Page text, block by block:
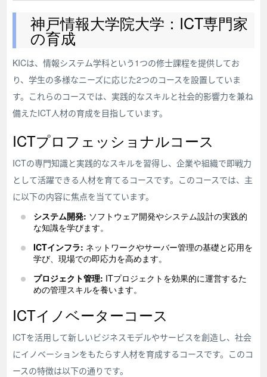
神戸情報大学院大学：ICT専門家
の育成
KICは、情報システム学科という1つの修士課程を提供してお
り、学生の多様なニーズに応じた2つのコースを設置していま
す。これらのコースでは、実践的なスキルと社会的影響力を兼ね
備えたICT人材の育成を目指しています。
ICTプロフェッショナルコース
ICTの専門知識と実践的なスキルを習得し、企業や組織で即戦力
として活躍できる人材を育てるコースです。このコースでは、主
に以下の内容に焦点を当てています。
システム開発: ソフトウェア開発やシステム設計の実践的
な知識を学びます。
ICTインフラ: ネットワークやサーバー管理の基礎と応用を
学び、現場での即応力を高めます。
プロジェクト管理: ITプロジェクトを効果的に運営するた
めの管理スキルを養います。
ICTイノベーターコース
ICTを活用して新しいビジネスモデルやサービスを創造し、社会
にイノベーションをもたらす人材を育成するコースです。このコ
ースの特徴は以下の通りです。